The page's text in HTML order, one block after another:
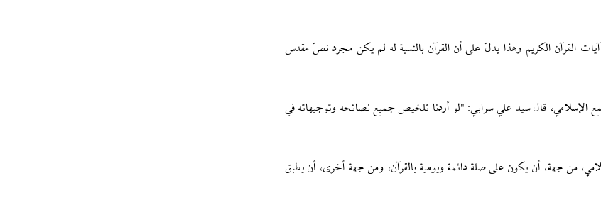
القرآن الكريم وهذا يدلّ على أن القرآن بالنسبة له لم يكن مجرد نصّ مقدس
الإسلامي، قال سيد علي سرابي: "لو أردنا تلخيص جميع نصائحه وتوجيهاته في
من جهة، أن يكون على صلة دائمة ويومية بالقرآن، ومن جهة أخرى، أن يطبق